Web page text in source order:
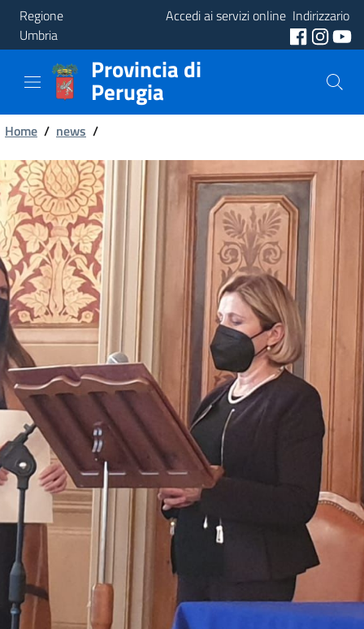
Regione
Umbria
Accedi ai servizi online Indirizzario
Provincia
Aree
Tematiche
Servizi
Provincia di
Perugia
Briciole
di
pane
Home / news /